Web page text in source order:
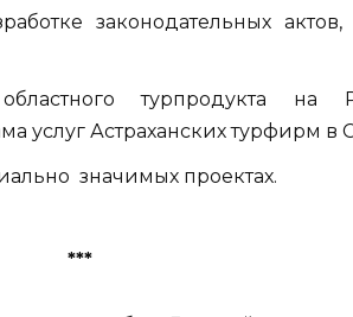
законодательных актов,
турпродукта на
услуг Астраханских турфирм в
значимых проектах.
***